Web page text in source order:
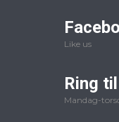
Like us
Ring
Mandag-